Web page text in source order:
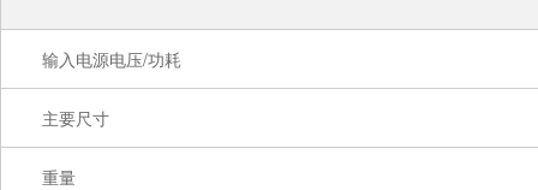
输入电源电压/功耗
主要尺寸
重量